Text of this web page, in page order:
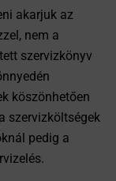
akarjuk az
nem a
szervizkönyv
köszönhetően
szervizköltségek
pedig a